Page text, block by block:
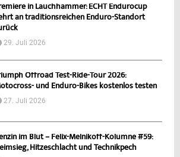
in Lauchhammer: ECHT Endurocup
an traditionsreichen Enduro-Standort
29. Juli 2026
Offroad Test-Ride-Tour 2026:
und Enduro-Bikes kostenlos testen
27. Juli 2026
im Blut – Felix-Melnikoff-Kolumne #59:
Hitzeschlacht und Technikpech